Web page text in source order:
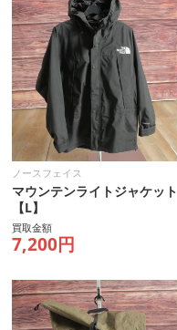
ノースフェイス
マウンテンライトジャケット
【L】
買取金額
7,200円